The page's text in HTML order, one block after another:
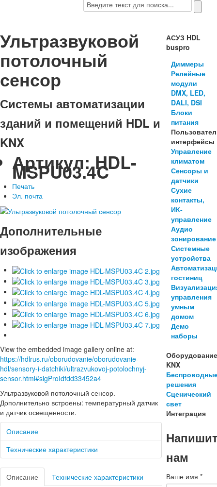
Ультразвуковой
потолочный
сенсор
Системы автоматизации
зданий и помещений HDL и
KNX
Артикул: HDL-
MSPU03.4C
Печать
Эл. почта
Дополнительные
изображения
View the embedded image gallery online at:
https://hdlrus.ru/oborudovanie/oborudovanie-
hdl/sensory-i-datchiki/ultrazvukovoj-potolochnyj-
sensor.html#sigProIdfdd33452a4
Ультразвуковой потолочный сенсор.
Дополнительно встроены: температурный датчик
и датчик освещенности.
Описание
Технические характеристики
Описание Технические характеристики
АСУЗ HDL
buspro
Диммеры
Релейные
модули
DMX, LED,
DALI, DSI
Блоки
питания
интерфейсы
Управление
климатом
Сенсоры и
датчики
Сухие
контакты,
ИК-
управление
Аудио
зонирование
Системные
устройства
гостиниц
управления
умным
домом
Демо
наборы
KNX
решения
Сценический
свет
Интеграция
нам
Ваше имя*